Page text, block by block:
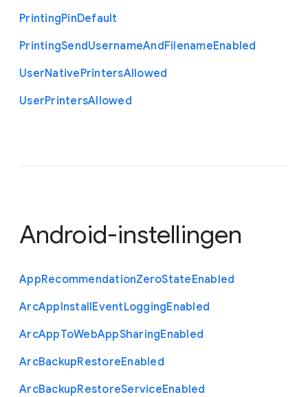
PrintingPinDefault
PrintingSendUsernameAndFilenameEnabled
UserNativePrintersAllowed
UserPrintersAllowed
Android-instellingen
AppRecommendationZeroStateEnabled
ArcAppInstallEventLoggingEnabled
ArcAppToWebAppSharingEnabled
ArcBackupRestoreEnabled
ArcBackupRestoreServiceEnabled